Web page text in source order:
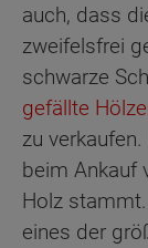
auch, dass
zweifelsfrei
schwarze
gefällte
zu
beim Ankauf
Holz
eines der